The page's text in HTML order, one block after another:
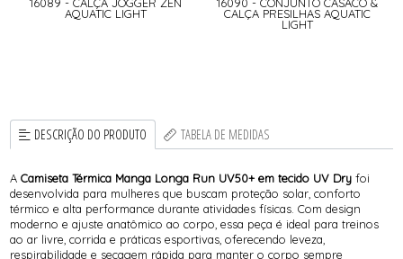
AQUATIC LIGHT CALÇA PRESILHAS AQUATIC
LIGHT
DESCRIÇÃO DO PRODUTO TABELA DE MEDIDAS
ACamiseta Térmica Manga Longa Run UV50+ em tecido UV Dry foi
desenvolvida para mulheres que buscam proteção solar, conforto
térmico e alta performance durante atividades físicas. Com design
moderno e ajuste anatômico ao corpo, essa peça é ideal para treinos
ao ar livre, corrida e práticas esportivas, oferecendo leveza,
respirabilidade e secagem rápida para manter o corpo sempre